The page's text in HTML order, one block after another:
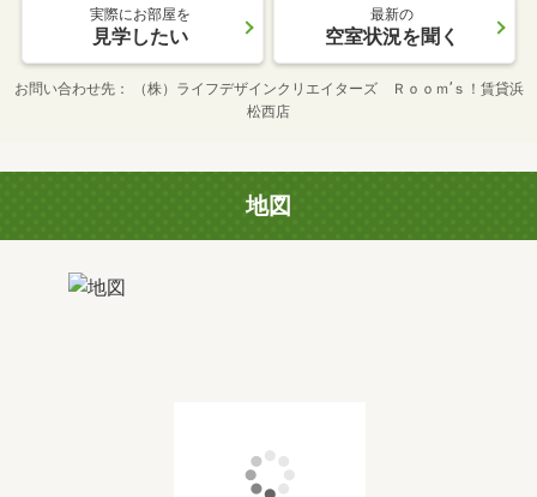
実際にお部屋を
見学したい
最新の
空室状況を聞く
お問い合わせ先
（株）ライフデザインクリエイターズ Ｒｏｏｍ’ｓ！賃貸浜
松西店
地図